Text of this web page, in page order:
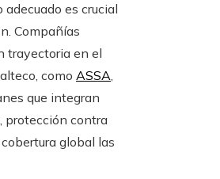
adecuado es crucial
Compañías
trayectoria en el
como ASSA,
que integran
protección contra
global las